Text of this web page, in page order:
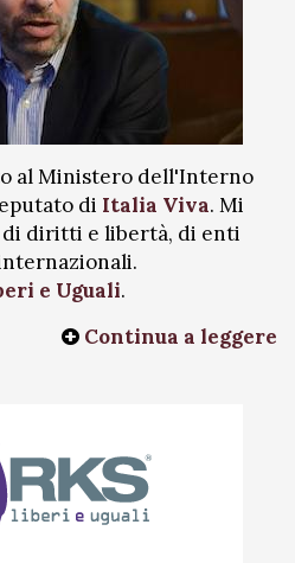
al Ministero dell'Interno
di Italia Viva. Mi
di diritti e libertà, di enti
e Uguali.
Continua a leggere